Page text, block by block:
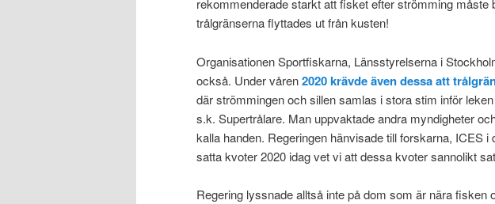
rekommenderade starkt att fisket efter strömming måste
trålgränserna flyttades ut från kusten!
Organisationen Sportfiskarna, Länsstyrelserna i
också. Under våren2020 krävde även dessa att
där strömmingen och sillen samlas i stora stim inför
s.k. Supertrålare. Man uppvaktade andra myndigheter
kalla handen. Regeringen hänvisade till forskarna, ICES i
satta kvoter 2020 idag vet vi att dessa kvoter sannolikt
Regering lyssnade alltså inte på dom som är nära fisken